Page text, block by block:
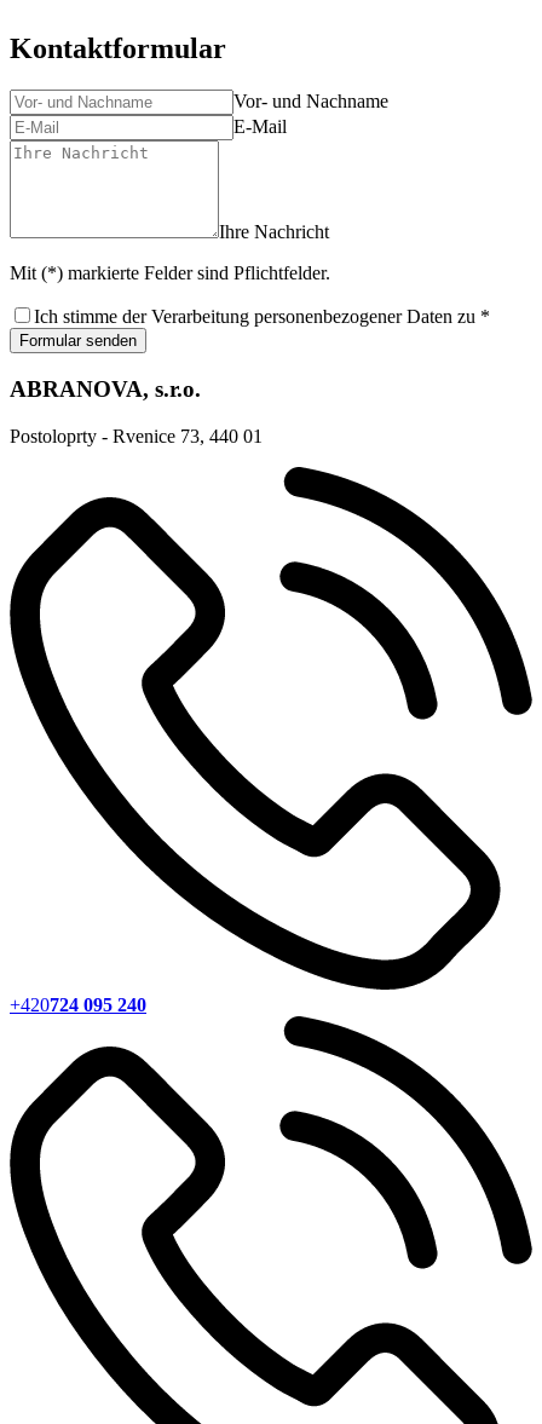
Kontaktformular
Vor- und Nachname
E-Mail
Ihre Nachricht
Mit (*) markierte Felder sind Pflichtfelder.
Ich stimme der Verarbeitung personenbezogener Daten zu *
Formular senden
ABRANOVA, s.r.o.
Postoloprty - Rvenice 73, 440 01
+420724 095 240